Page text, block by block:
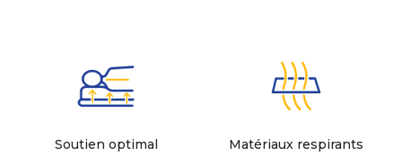
Soutien optimal Matériaux respirants